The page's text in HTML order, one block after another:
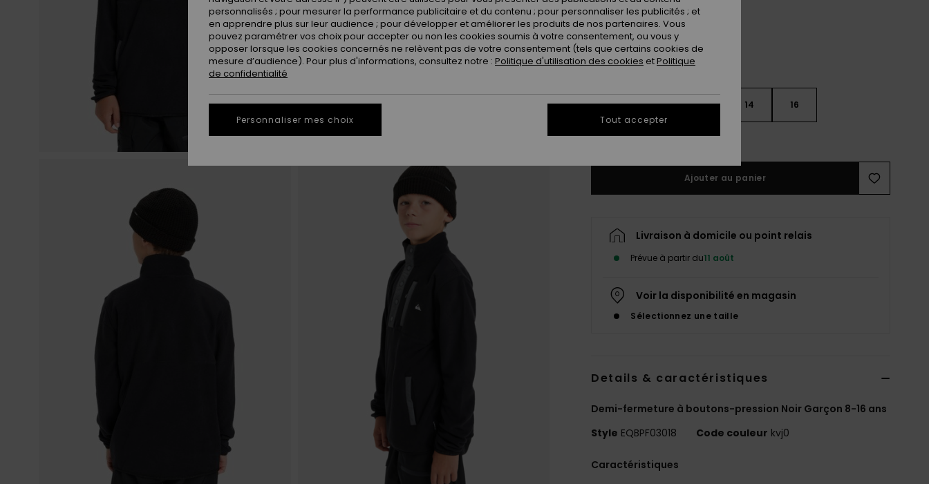
8 10 12 14 16
Voir le Guide des tailles
Ajouter au panier
Livraison à domicile ou point relais
Prévue à partir du11 août
Voir la disponibilité en magasin
Sélectionnez une taille
Details & caractéristiques
Demi-fermeture à boutons-pression Noir Garçon 8-16 ans
Style EQBPF03018 Code couleur kvj0
Caractéristiques
personnalisés ; pour mesurer la performance publicitaire et du contenu ; pour personnaliser les publicités ; et
en apprendre plus sur leur audience ; pour développer et améliorer les produits de nos partenaires. Vous
pouvez paramétrer vos choix pour accepter ou non les cookies soumis à votre consentement, ou vous y
opposer lorsque les cookies concernés ne relèvent pas de votre consentement (tels que certains cookies de
mesure d’audience). Pour plus d'informations, consultez notre : Politique d'utilisation des cookies etPolitique
de confidentialité
Personnaliser mes choix Tout accepter